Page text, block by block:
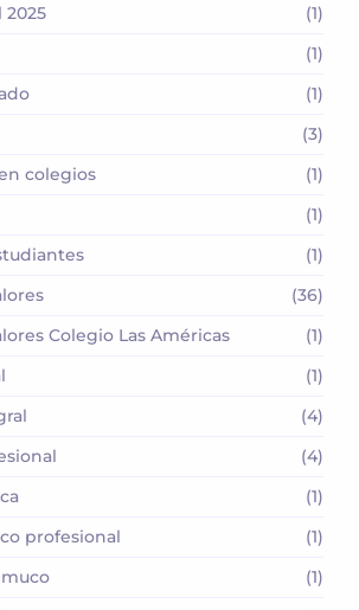
2025
(1)
(1)
(1)
(3)
colegios
(1)
(1)
(1)
(36)
Colegio Las Américas
(1)
(1)
(4)
(4)
(1)
profesional
(1)
(1)